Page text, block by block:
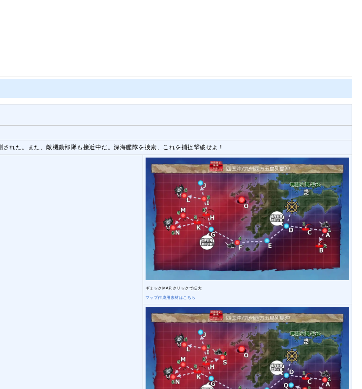
れた。また、敵機動部隊も接近中だ。深海艦隊を捜索、これを捕捉撃破せよ！
ギミックMAP:クリックで拡大
マップ作成用素材はこちら